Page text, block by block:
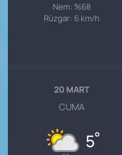
Nem: %68
Rüzgar: 6 km/h
20 MART
CUMA
5°